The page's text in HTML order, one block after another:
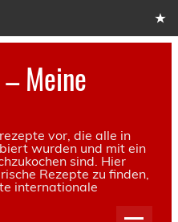
Meine
vor, die alle in
wurden und mit ein
sind. Hier
Rezepte zu finden,
internationale